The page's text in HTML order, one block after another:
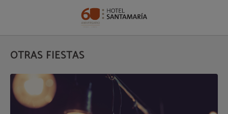
OTRAS FIESTAS